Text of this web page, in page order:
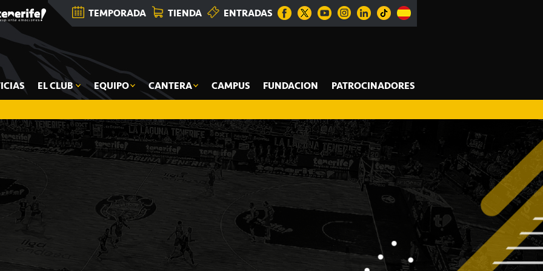
TEMPORADA TIENDA ENTRADAS
EL CLUB EQUIPO CANTERA CAMPUS FUNDACION PATROCINADORES